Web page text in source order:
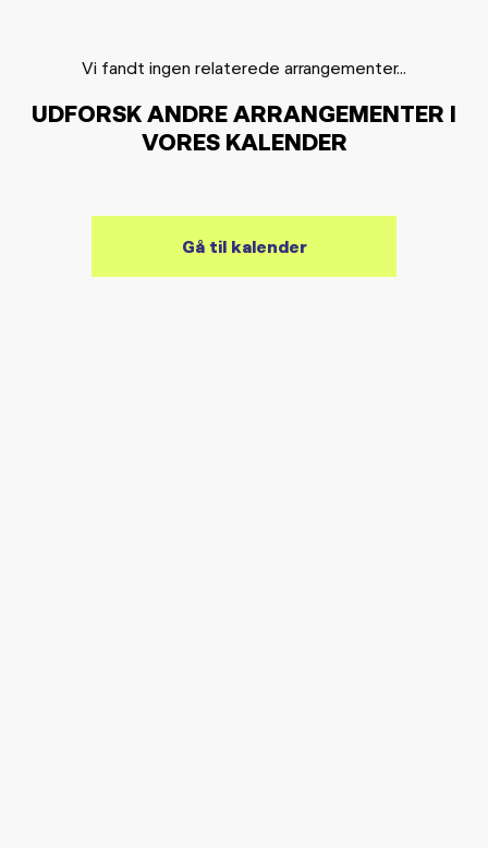
Vi fandt ingen relaterede arrangementer...
UDFORSK ANDRE ARRANGEMENTER I
VORES KALENDER
Gå til kalender